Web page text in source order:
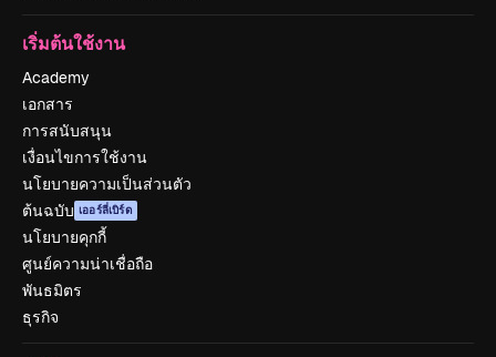
เริ่มต้นใช้งาน
Academy
เอกสาร
การสนับสนุน
เงื่อนไขการใช้งาน
นโยบายความเป็นส่วนตัว
ต้นฉบับ เออร์ลี่เบิร์ด
นโยบายคุกกี้
ศูนย์ความน่าเชื่อถือ
พันธมิตร
ธุรกิจ